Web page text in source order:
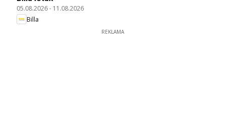
05.08.2026- 11.08.2026
Billa
REKLAMA